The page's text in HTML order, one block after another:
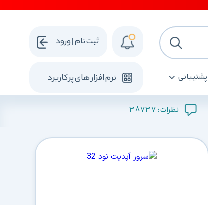
پشتیبانی نرم افزار های پرکاربرد
ثبت نام | ورود
نظرات :38737